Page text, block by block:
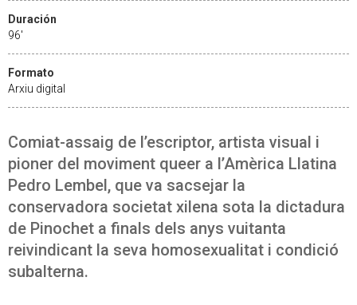
Duración
96'
Formato
Arxiu digital
Comiat-assaig de l’escriptor, artista visual i
pioner del moviment queer a l’Amèrica Llatina
Pedro Lembel, que va sacsejar la
conservadora societat xilena sota la dictadura
de Pinochet a finals dels anys vuitanta
reivindicant la seva homosexualitat i condició
subalterna.